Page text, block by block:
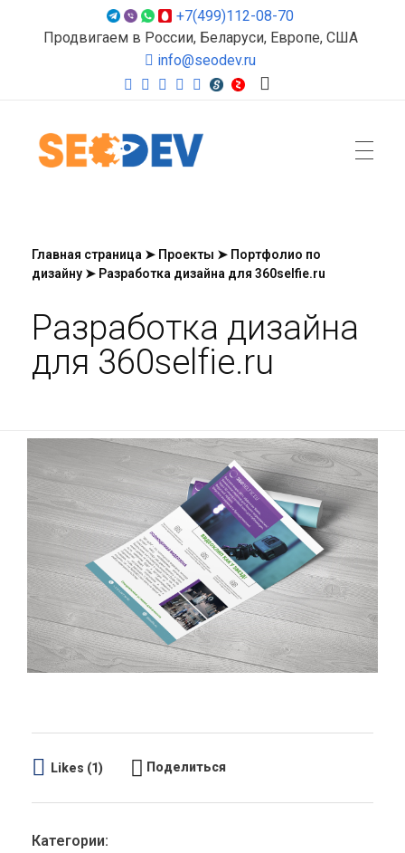
+7(499)112-08-70
Продвигаем в России, Беларуси, Европе, США
info@seodev.ru
Главная страница ➤ Проекты ➤ Портфолио по
дизайну ➤ Разработка дизайна для 360selfie.ru
Разработка дизайна
для 360selfie.ru
Likes (1) Поделиться
Категории: